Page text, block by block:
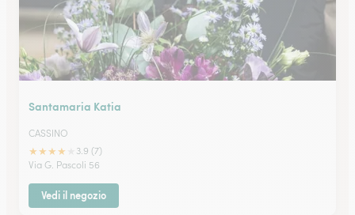
Santamaria Katia
CASSINO
★★★★
3.9 (7)
Via G. Pascoli 56
Vedi il negozio